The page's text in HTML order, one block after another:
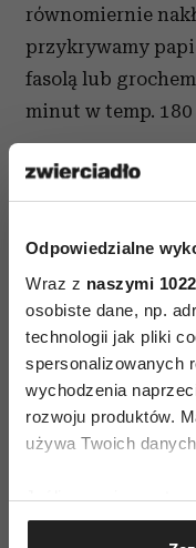
Odpowiedzialne
Wraz z naszymi
osobiste dane, np.
technologii jak pliki
spersonalizowanych
wychodzenia
rozwoju produktów.
używa Twoich
Jeśli wyrazisz na to
Gromadzić
równomiernie
przykrywamy
fasolą lub
minut w temp.
Na podpieczonym
Całość pieczemy
temperaturze do
zrumieni. Lekko
posypać cukrem